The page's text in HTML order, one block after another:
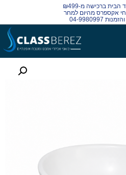
ברכישה מ-₪499
אקספרס מהיום למחר
04-9980997